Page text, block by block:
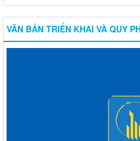
VĂN BẢN TRIỂN KHAI VÀ QUY